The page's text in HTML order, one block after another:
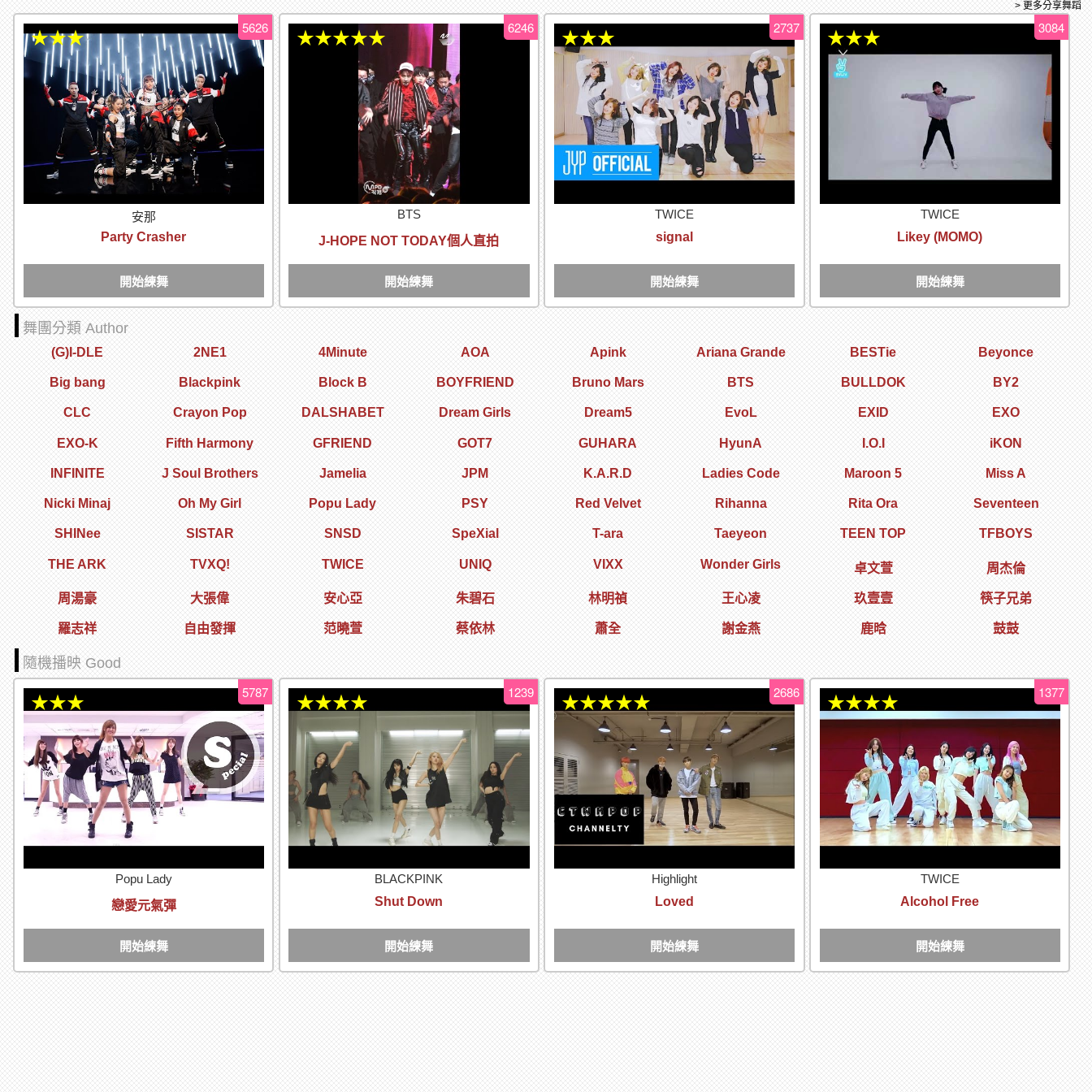
> 更多分享舞蹈
安那
Party Crasher
開始練舞
5626
★★★
BTS
J-HOPE NOT TODAY個人直拍
開始練舞
6246
★★★★★
TWICE
signal
開始練舞
2737
★★★
TWICE
Likey (MOMO)
開始練舞
3084
★★★
舞團分類 Author
(G)I-DLE 2NE1 4Minute AOA Apink Ariana Grande BESTie Beyonce
Big bang Blackpink Block B BOYFRIEND Bruno Mars BTS BULLDOK BY2
CLC Crayon Pop DALSHABET Dream Girls Dream5 EvoL EXID EXO
EXO-K Fifth Harmony GFRIEND GOT7 GUHARA HyunA I.O.I iKON
INFINITE J Soul Brothers Jamelia JPM K.A.R.D Ladies Code Maroon 5 Miss A
Nicki Minaj Oh My Girl Popu Lady PSY Red Velvet Rihanna Rita Ora Seventeen
SHINee SISTAR SNSD SpeXial T-ara Taeyeon TEEN TOP TFBOYS
THE ARK TVXQ! TWICE UNIQ VIXX Wonder Girls 卓文萱 周杰倫
周湯豪 大張偉 安心亞 朱碧石 林明禎 王心凌 玖壹壹 筷子兄弟
羅志祥 自由發揮 范曉萱 蔡依林 蕭全 謝金燕 鹿晗 鼓鼓
隨機播映 Good
Popu Lady
戀愛元氣彈
開始練舞
5787
★★★
BLACKPINK
Shut Down
開始練舞
1239
★★★★
Highlight
Loved
開始練舞
2686
★★★★★
TWICE
Alcohol Free
開始練舞
1377
★★★★